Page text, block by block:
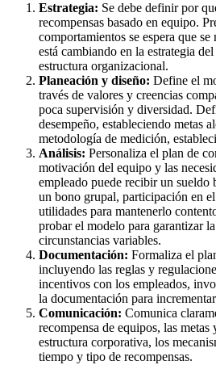
Estrategia: Se debe definir por
recompensas basado en equipo.
comportamientos se espera que
está cambiando en la estrategia
estructura organizacional.
Planeación y diseño: Define el
través de valores y creencias
poca supervisión y diversidad.
desempeño, estableciendo metas
metodología de medición,
Análisis: Personaliza el plan de
motivación del equipo y las
empleado puede recibir un sueldo
un bono grupal, participación en
utilidades para mantenerlo
probar el modelo para garantizar
circunstancias variables.
Documentación: Formaliza el
incluyendo las reglas y
incentivos con los empleados,
la documentación para
Comunicación: Comunica
recompensa de equipos, las
estructura corporativa, los
tiempo y tipo de recompensas.